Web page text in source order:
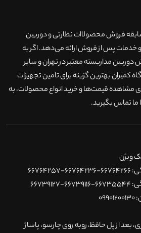
با ۲۰سال سابقه فروش محصولاات نظارتی و دوربین
و خدمات پس از فروش ارائه می‌دهد. اگر به
دوربین مداربسته معتبر در تهران و سایر
بهترین گزینه برای تامین تجهیزات
مشاهده قیمت‌ها و خرید انواع محصولات، به
ما تماس بگیرید.
ویژن
بعد از پل حافظ،روبه روی چارسو، پاساژ